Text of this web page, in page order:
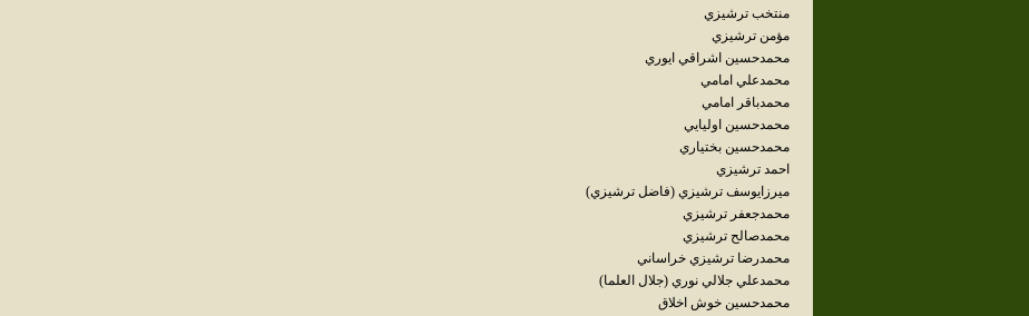
منتخب ترشيزي
مؤمن ترشيزي
محمدحسين اشراقي‌ ايوري
محمدعلي امامي
محمدباقر امامي
محمدحسين اوليايي
محمدحسين بختياري
احمد ترشيزي
ميرزايوسف ترشيزي (فاضل ترشيزي)
محمدجعفر ترشيزي
محمدصالح ترشيزي
محمدرضا ترشيزي ‌خراساني
محمدعلي جلالي نوري (جلال العلما)
محمدحسين خوش اخلاق